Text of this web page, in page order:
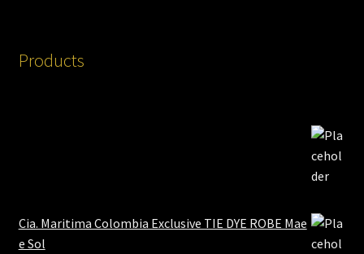
Products
Cia. Maritima Colombia Exclusive TIE DYE ROBE Mae
e Sol